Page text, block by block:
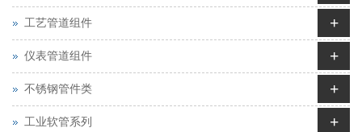
工艺管道组件 +
仪表管道组件 +
不锈钢管件类 +
工业软管系列 +